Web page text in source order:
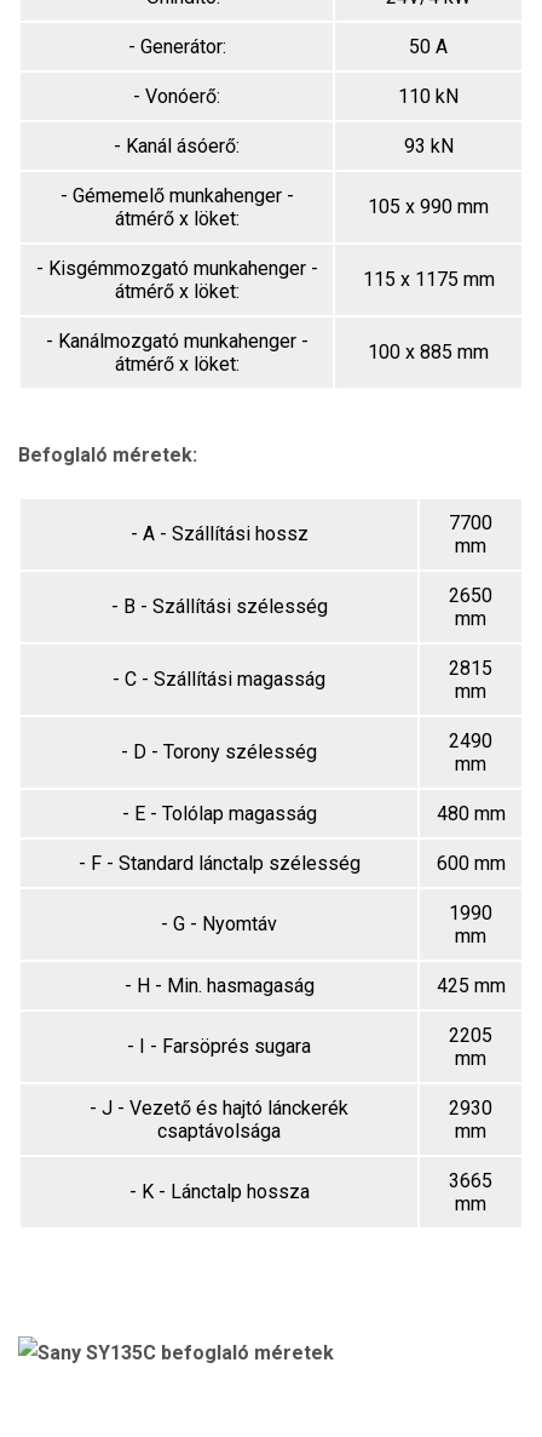
- Generátor: 50 A
- Vonóerő: 110 kN
- Kanál ásóerő: 93 kN
- Gémemelő munkahenger -
átmérő x löket:
105 x 990 mm
- Kisgémmozgató munkahenger -
átmérő x löket:
115 x 1175 mm
- Kanálmozgató munkahenger -
átmérő x löket:
100 x 885 mm
Befoglaló méretek:
- A - Szállítási hossz
7700
mm
- B - Szállítási szélesség
2650
mm
- C - Szállítási magasság
2815
mm
- D - Torony szélesség
2490
mm
- E - Tolólap magasság 480 mm
- F - Standard lánctalp szélesség 600 mm
- G - Nyomtáv
1990
mm
- H - Min. hasmagaság 425 mm
- I - Farsöprés sugara
2205
mm
- J - Vezető és hajtó lánckerék
csaptávolsága
2930
mm
- K - Lánctalp hossza
3665
mm